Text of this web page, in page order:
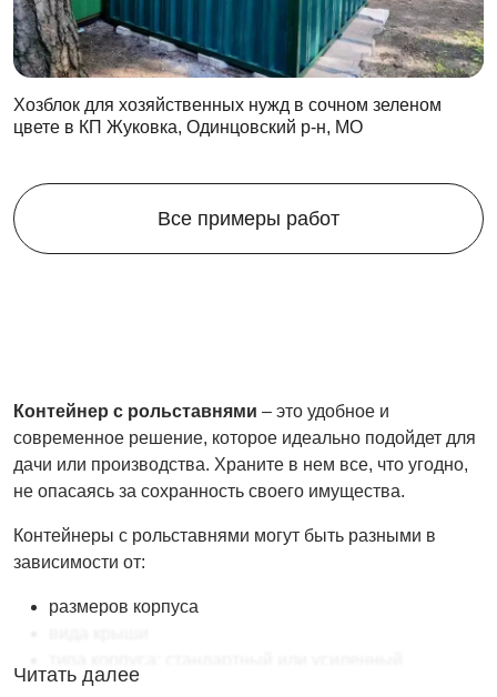
Хозблок для хозяйственных нужд в сочном зеленом
цвете в КП Жуковка, Одинцовский р-н, МО
Все примеры работ
Контейнер с рольставнями – это удобное и
современное решение, которое идеально подойдет для
дачи или производства. Храните в нем все, что угодно,
не опасаясь за сохранность своего имущества.
Контейнеры с рольставнями могут быть разными в
зависимости от:
размеров корпуса
Читать далее